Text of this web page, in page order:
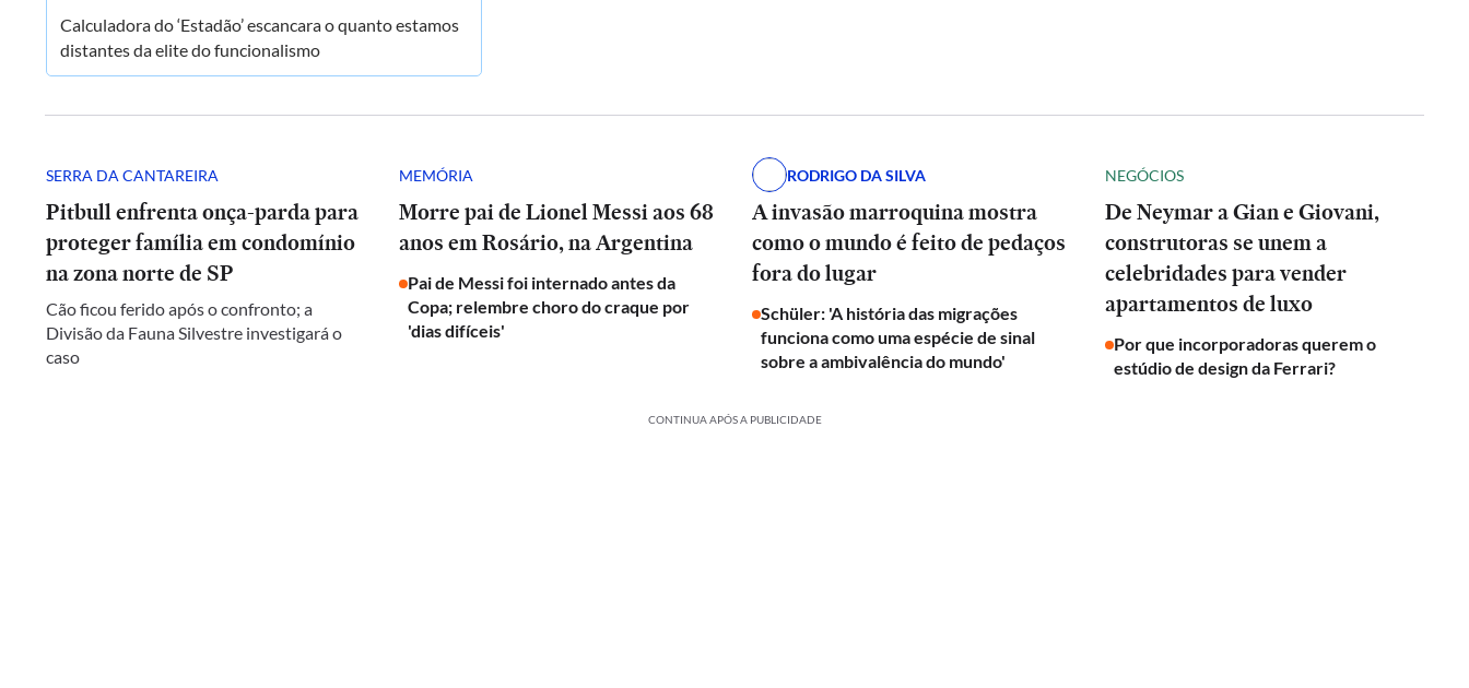
Calculadora do ‘Estadão’ escancara o quanto estamos
distantes da elite do funcionalismo
SERRA DA CANTAREIRA
Pitbull enfrenta onça-parda para
proteger família em condomínio
na zona norte de SP
Cão ficou ferido após o confronto; a
Divisão da Fauna Silvestre investigará o
caso
MEMÓRIA
Morre pai de Lionel Messi aos 68
anos em Rosário, na Argentina
Pai de Messi foi internado antes da
Copa; relembre choro do craque por
'dias difíceis'
RODRIGO DA SILVA
A invasão marroquina mostra
como o mundo é feito de pedaços
fora do lugar
Schüler: 'A história das migrações
funciona como uma espécie de sinal
sobre a ambivalência do mundo'
NEGÓCIOS
De Neymar a Gian e Giovani,
construtoras se unem a
celebridades para vender
apartamentos de luxo
Por que incorporadoras querem o
estúdio de design da Ferrari?
CONTINUA APÓS A PUBLICIDADE